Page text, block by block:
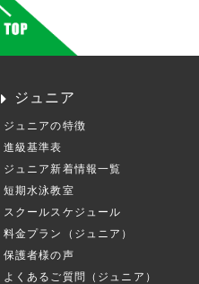
ジュニア
ジュニアの特徴
進級基準表
ジュニア新着情報一覧
短期水泳教室
スクールスケジュール
料金プラン（ジュニア）
保護者様の声
よくあるご質問（ジュニア）